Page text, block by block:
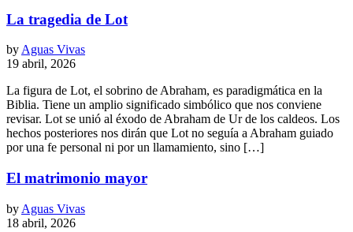
La tragedia de Lot
by Aguas Vivas
19 abril, 2026
La figura de Lot, el sobrino de Abraham, es paradigmática en la
Biblia. Tiene un amplio significado simbólico que nos conviene
revisar. Lot se unió al éxodo de Abraham de Ur de los caldeos. Los
hechos posteriores nos dirán que Lot no seguía a Abraham guiado
por una fe personal ni por un llamamiento, sino […]
El matrimonio mayor
by Aguas Vivas
18 abril, 2026